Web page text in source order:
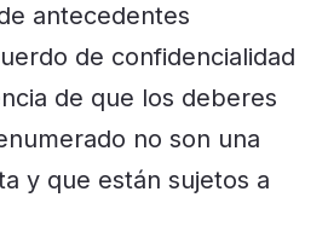
antecedentes
de confidencialidad
de que los deberes
no son una
y que están sujetos a